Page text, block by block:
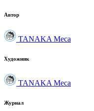
Автор
TANAKA Meca
Художник
TANAKA Meca
Журнал